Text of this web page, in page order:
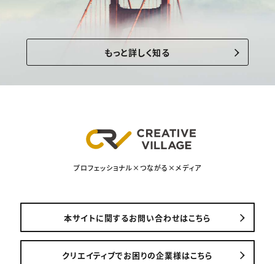
もっと詳しく知る
プロフェッショナル×つながる×メディア
本サイトに関するお問い合わせはこちら
クリエイティブでお困りの企業様はこちら